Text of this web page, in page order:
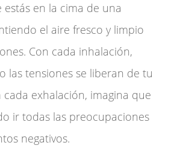
estás en la cima de una
el aire fresco y limpio
Con cada inhalación,
las tensiones se liberan de tu
cada exhalación, imagina que
ir todas las preocupaciones
negativos.